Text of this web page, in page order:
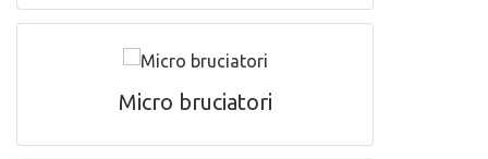
Micro bruciatori